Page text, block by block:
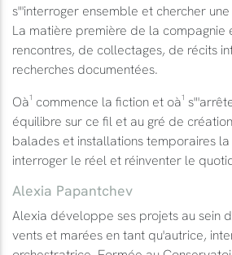
s"'interroger ensemble et chercher
La matière première de la compagnie
rencontres, de collectages, de récits
recherches documentées.
Oà¹ commence la fiction et oà¹
équilibre sur ce fil et au gré de
balades et installations temporaires
interroger le réel et réinventer le
Alexia Papantchev
Alexia développe ses projets au sein
vents et marées en tant qu'autrice,